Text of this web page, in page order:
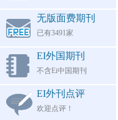
无版面费期刊
已有3491家
EI外国期刊
不含Ei中国期刊
EI外刊点评
欢迎点评！